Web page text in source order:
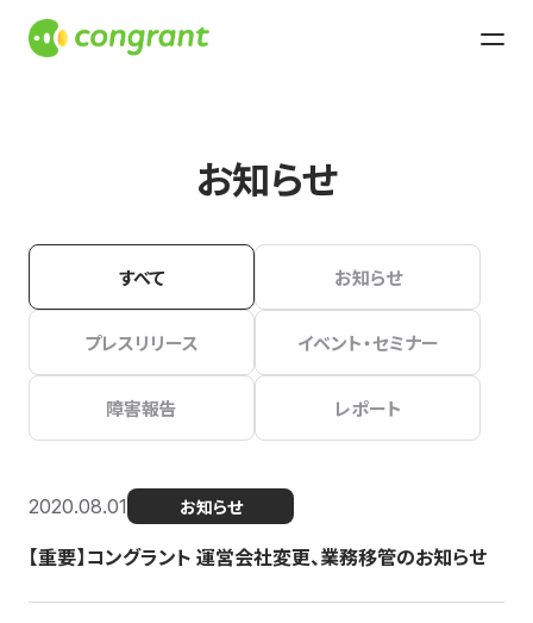
お知らせ
すべて お知らせ
プレスリリース イベント・セミナー
障害報告 レポート
2020.08.01 お知らせ
【重要】コングラント 運営会社変更、業務移管のお知らせ